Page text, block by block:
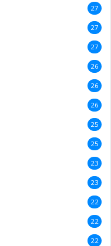
27
27
27
26
26
26
25
25
23
23
22
22
22